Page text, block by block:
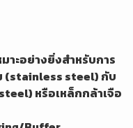
าะอย่างยิ่งสำหรับการ
(stainless steel) กับ
หรือเหล็กกล้าเจือ